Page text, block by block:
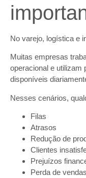
No varejo, logística e
Muitas empresas
operacional e utilizam
disponíveis
Nesses cenários,
Filas
Atrasos
Redução de
Clientes
Prejuízos
Perda de vendas